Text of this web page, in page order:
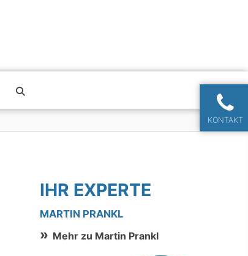
KONTAKT
IHR EXPERTE
MARTIN PRANKL
Mehr zu Martin Prankl